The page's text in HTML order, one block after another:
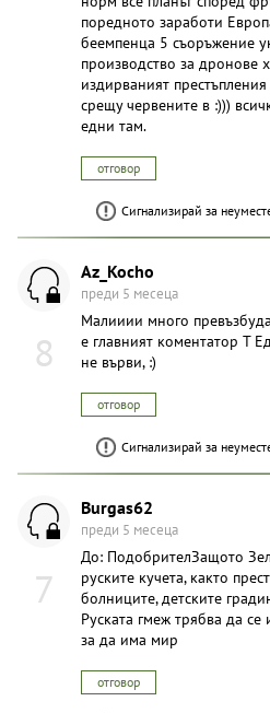
поредното заработи
беемпенца 5 съоръжение
производство за дронове
издирваният
срещу червените в :)))
едни там.
отговор
Сигнализирай за
8
Az_Kocho
преди 5 месеца
Малииии много
е главният коментатор Т
не върви, :)
отговор
Сигнализирай за
7
Burgas62
преди 5 месеца
До: ПодобрителЗащото
руските кучета, както
болниците, детските
Руската гмеж трябва да се
за да има мир
отговор